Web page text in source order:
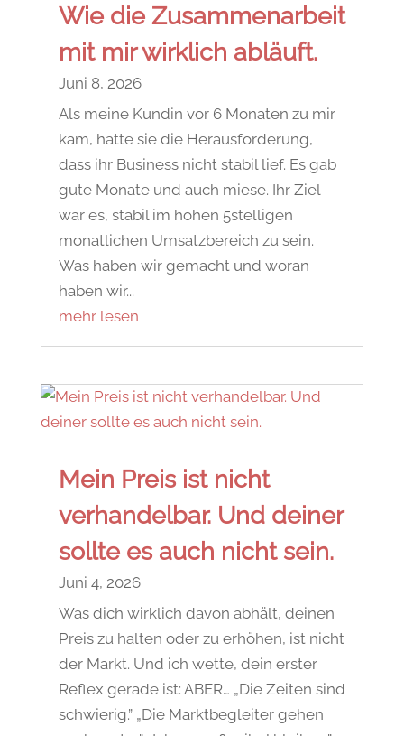
Wie die Zusammenarbeit
mit mir wirklich abläuft.
Juni 8, 2026
Als meine Kundin vor 6 Monaten zu mir
kam, hatte sie die Herausforderung,
dass ihr Business nicht stabil lief. Es gab
gute Monate und auch miese. Ihr Ziel
war es, stabil im hohen 5stelligen
monatlichen Umsatzbereich zu sein.
Was haben wir gemacht und woran
haben wir...
mehr lesen
Mein Preis ist nicht
verhandelbar. Und deiner
sollte es auch nicht sein.
Juni 4, 2026
Was dich wirklich davon abhält, deinen
Preis zu halten oder zu erhöhen, ist nicht
der Markt. Und ich wette, dein erster
Reflex gerade ist: ABER… „Die Zeiten sind
schwierig.” „Die Marktbegleiter gehen